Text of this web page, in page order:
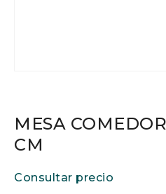
MESA
CM
Consultar precio